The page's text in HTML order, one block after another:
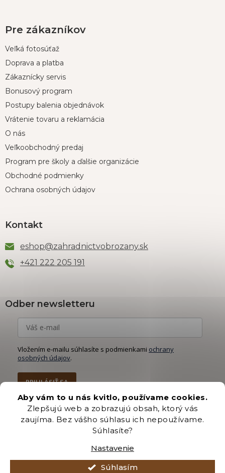
Aby vám to u nás kvitlo, používame cookies.
Zlepšujú web a zobrazujú obsah, ktorý vás
zaujíma. Bez vášho súhlasu ich nepoužívame.
Súhlasíte?
Nastavenie
Súhlasím
Pre zákazníkov
Veľká fotosúťaž
Doprava a platba
Zákaznícky servis
Bonusový program
Postupy balenia objednávok
Vrátenie tovaru a reklamácia
O nás
Veľkoobchodný predaj
Program pre školy a ďalšie organizácie
Obchodné podmienky
Ochrana osobných údajov
Kontakt
eshop@zahradnictvobrozany.sk
+421 222 205 191
Odber newsletteru
Vložením e-mailu súhlasíte s podmienkami ochrany
osobných údajov.
PRIHLÁSIŤ SA
Vytvoril Shoptet Premium
Záhradníctvo Brozany